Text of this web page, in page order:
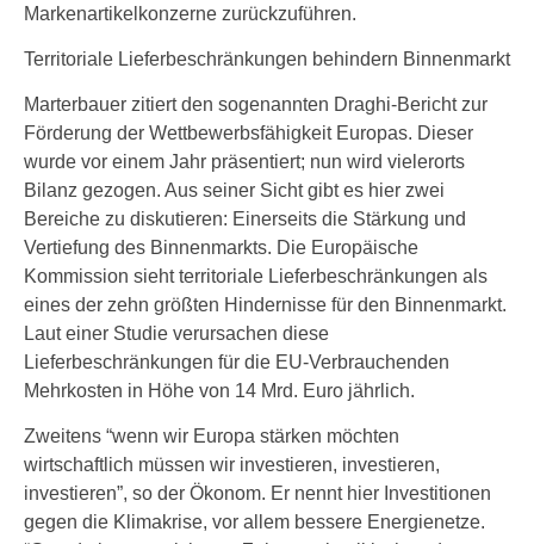
Markenartikelkonzerne zurückzuführen.
Territoriale Lieferbeschränkungen behindern Binnenmarkt
Marterbauer zitiert den sogenannten Draghi-Bericht zur
Förderung der Wettbewerbsfähigkeit Europas. Dieser
wurde vor einem Jahr präsentiert; nun wird vielerorts
Bilanz gezogen. Aus seiner Sicht gibt es hier zwei
Bereiche zu diskutieren: Einerseits die Stärkung und
Vertiefung des Binnenmarkts. Die Europäische
Kommission sieht territoriale Lieferbeschränkungen als
eines der zehn größten Hindernisse für den Binnenmarkt.
Laut einer Studie verursachen diese
Lieferbeschränkungen für die EU-Verbrauchenden
Mehrkosten in Höhe von 14 Mrd. Euro jährlich.
Zweitens “wenn wir Europa stärken möchten
wirtschaftlich müssen wir investieren, investieren,
investieren”, so der Ökonom. Er nennt hier Investitionen
gegen die Klimakrise, vor allem bessere Energienetze.